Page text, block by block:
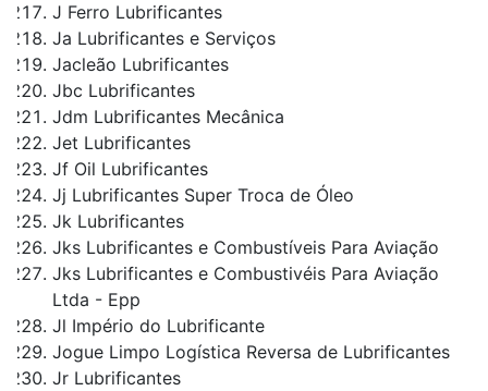
J Ferro Lubrificantes
Ja Lubrificantes e Serviços
Jacleão Lubrificantes
Jbc Lubrificantes
Jdm Lubrificantes Mecânica
Jet Lubrificantes
Jf Oil Lubrificantes
Jj Lubrificantes Super Troca de Óleo
Jk Lubrificantes
Jks Lubrificantes e Combustíveis Para Aviação
Jks Lubrificantes e Combustivéis Para Aviação
Ltda - Epp
Jl Império do Lubrificante
Jogue Limpo Logística Reversa de Lubrificantes
Jr Lubrificantes